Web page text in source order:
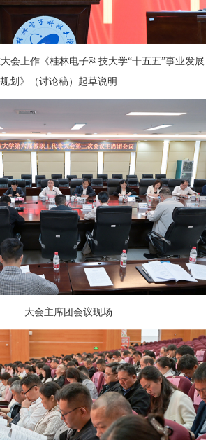
会上作《桂林电子科技大学“十五五”事业发展
规划》（讨论稿）起草说明
大会主席团会议现场